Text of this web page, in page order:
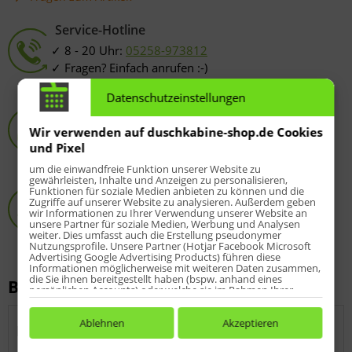
Service-Hotline
8 - 20 Uhr: 05258-973812
Fragen? Einfach anrufen :-)
HSK-Spezialist
Online-Shop seit 2009
über 10.000 zufriedene Kunden
Passgenauigkeit
Original HSK-Produkte
Fragen?05258-973812
Beschreibung
HSK Atelier Line Heizkörper
Datenschutzeinstellungen
Wir verwenden auf duschkabine-shop.de Cookies
und Pixel
um die einwandfreie Funktion unserer Website zu
gewährleisten, Inhalte und Anzeigen zu personalisieren,
Funktionen für soziale Medien anbieten zu können und die
Zugriffe auf unserer Website zu analysieren. Außerdem geben
wir Informationen zu Ihrer Verwendung unserer Website an
unsere Partner für soziale Medien, Werbung und Analysen
weiter. Dies umfasst auch die Erstellung pseudonymer
Nutzungsprofile. Unsere Partner (Hotjar Facebook Microsoft
Advertising Google Advertising Products) führen diese
Informationen möglicherweise mit weiteren Daten zusammen,
die Sie ihnen bereitgestellt haben (bspw. anhand eines
persönlichen Accounts) oder welche sie im Rahmen Ihrer
Nutzung der Dienste gesammelt haben (bspw. Nutzungsdaten
anderer Geräte). Ihre Einwilligung zur Nutzung von Cookies
und Pixeln können Sie jederzeit widerrufen, indem Sie auf den
Datenschutz-Button links unten klicken und dort die
Ablehnen Akzeptieren